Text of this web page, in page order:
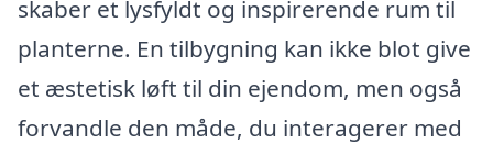
skaber et lysfyldt og inspirerende rum til
planterne. En tilbygning kan ikke blot give
et æstetisk løft til din ejendom, men også
forvandle den måde, du interagerer med